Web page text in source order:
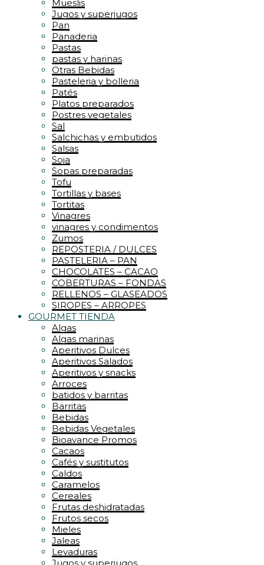
Mueslis
Jugos y superjugos
Pan
Panaderia
Pastas
pastas y harinas
Otras Bebidas
Pasteleria y bolleria
Patés
Platos preparados
Postres vegetales
Sal
Salchichas y embutidos
Salsas
Soja
Sopas preparadas
Tofu
Tortillas y bases
Tortitas
Vinagres
vinagres y condimentos
Zumos
REPOSTERIA / DULCES
PASTELERIA – PAN
CHOCOLATES – CACAO
COBERTURAS – FONDAS
RELLENOS – GLASEADOS
SIROPES – ARROPES
GOURMET TIENDA
Algas
Algas marinas
Aperitivos Dulces
Aperitivos Salados
Aperitivos y snacks
Arroces
batidos y barritas
Barritas
Bebidas
Bebidas Vegetales
Bioavance Promos
Cacaos
Cafés y sustitutos
Caldos
Caramelos
Cereales
Frutas deshidratadas
Frutos secos
Mieles
Jaleas
Levaduras